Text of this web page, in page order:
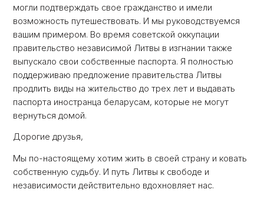
могли подтверждать свое гражданство и имели
возможность путешествовать. И мы руководствуемся
вашим примером. Во время советской оккупации
правительство независимой Литвы в изгнании также
выпускало свои собственные паспорта. Я полностью
поддерживаю предложение правительства Литвы
продлить виды на жительство до трех лет и выдавать
паспорта иностранца беларусам, которые не могут
вернуться домой.
Дорогие друзья,
Мы по-настоящему хотим жить в своей страну и ковать
собственную судьбу. И путь Литвы к свободе и
независимости действительно вдохновляет нас.